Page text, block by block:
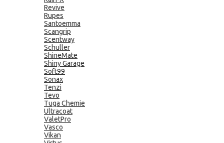
Revive
Rupes
Santoemma
Scangrip
Scentway
Schuller
ShineMate
Shiny Garage
Soft99
Sonax
Tenzi
Tevo
Tuga Chemie
Ultracoat
ValetPro
Vasco
Vikan